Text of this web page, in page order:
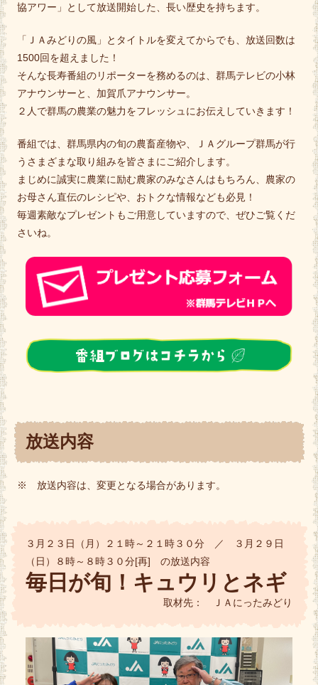
協アワー」として放送開始した、長い歴史を持ちます。
「ＪＡみどりの風」とタイトルを変えてからでも、放送回数は
1500回を超えました！
そんな長寿番組のリポーターを務めるのは、群馬テレビの小林
アナウンサーと、加賀爪アナウンサー。
２人で群馬の農業の魅力をフレッシュにお伝えしていきます！
番組では、群馬県内の旬の農畜産物や、ＪＡグループ群馬が行
うさまざまな取り組みを皆さまにご紹介します。
まじめに誠実に農業に励む農家のみなさんはもちろん、農家の
お母さん直伝のレシピや、おトクな情報なども必見！
毎週素敵なプレゼントもご用意していますので、ぜひご覧くだ
さいね。
放送内容
※ 放送内容は、変更となる場合があります。
３月２３日（月）２１時～２１時３０分 ／ ３月２９日
（日）８時～８時３０分[再] の放送内容
毎日が旬！キュウリとネギ
取材先： ＪＡにったみどり